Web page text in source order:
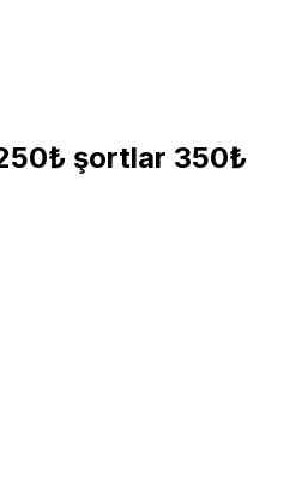
şortlar 350₺